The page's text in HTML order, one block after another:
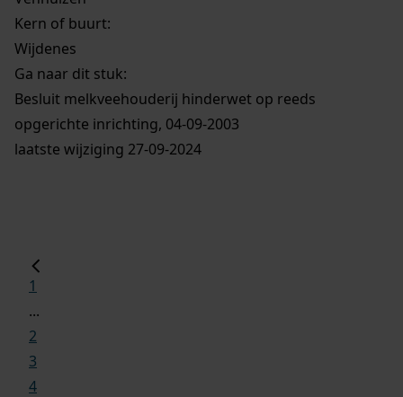
Kern of buurt:
Wijdenes
Ga naar dit stuk:
Besluit melkveehouderij hinderwet op reeds
opgerichte inrichting, 04-09-2003
laatste wijziging 27-09-2024
1
...
2
3
4